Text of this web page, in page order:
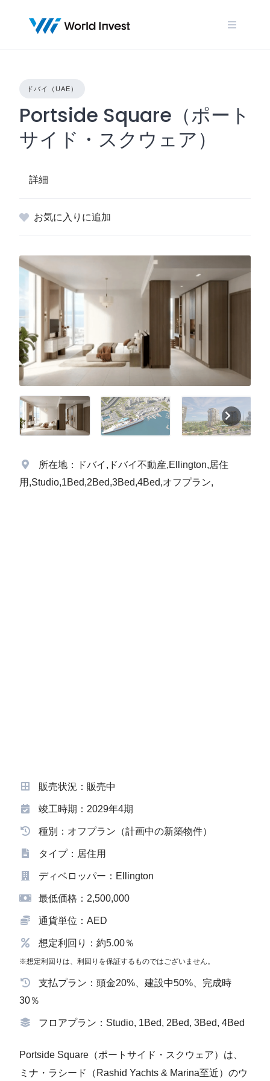
ドバイ（UAE）
Portside Square（ポート
サイド・スクウェア）
詳細
お気に入りに追加
所在地：ドバイ,ドバイ不動産,Ellington,居住
用,Studio,1Bed,2Bed,3Bed,4Bed,オフプラン,
販売状況：販売中
竣工時期：2029年4期
種別：オフプラン（計画中の新築物件）
タイプ：居住用
ディベロッパー：Ellington
最低価格：2,500,000
通貨単位：AED
想定利回り：約5.00％
※想定利回りは、利回りを保証するものではございません。
支払プラン：頭金20%、建設中50%、完成時
30％
フロアプラン：Studio, 1Bed, 2Bed, 3Bed, 4Bed
Portside Square（ポートサイド・スクウェア）は、
ミナ・ラシード（Rashid Yachts & Marina至近）のウ